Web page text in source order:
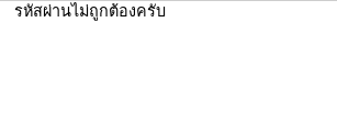
รหัสผ่านไม่ถูกต้องครับ